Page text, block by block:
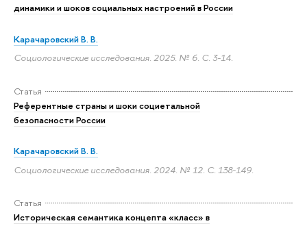
динамики и шоков социальных настроений в России
Карачаровский В. В.
Социологические исследования. 2025. № 6. С. 3-14.
Статья
Референтные страны и шоки социетальной
безопасности России
Карачаровский В. В.
Социологические исследования. 2024. № 12. С. 138-149.
Статья
Историческая семантика концепта «класс» в